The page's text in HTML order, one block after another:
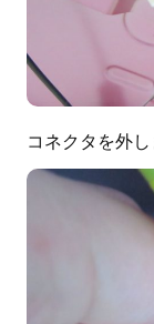
コネクタを外し